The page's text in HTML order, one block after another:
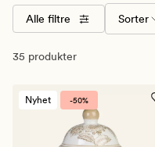
Alle filtre Sorter
35 produkter
Nyhet -50%